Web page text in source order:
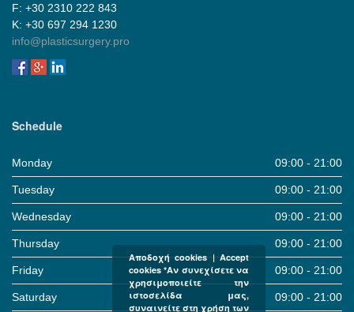
F: +30 2310 222 843
Κ: +30 697 294 1230
info@plasticsurgery.pro
Schedule
Monday 09:00 - 21:00
Tuesday 09:00 - 21:00
Wednesday 09:00 - 21:00
Thursday 09:00 - 21:00
Friday 09:00 - 21:00
Saturday 09:00 - 21:00
Αποδοχή cookies | Accept
cookies *Αν συνεχίσετε να
χρησιμοποιείτε την
ιστοσελίδα μας,
συναινείτε στη χρήση των